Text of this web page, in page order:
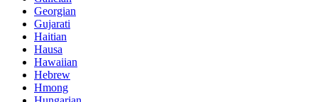
Georgian
Gujarati
Haitian
Hausa
Hawaiian
Hebrew
Hmong